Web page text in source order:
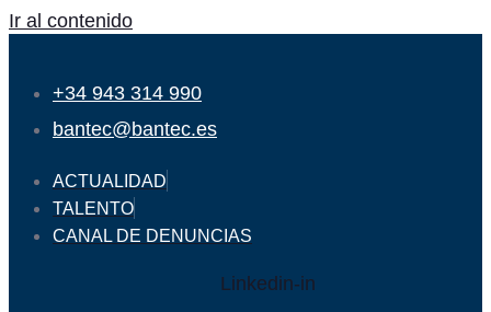
Ir al contenido
+34 943 314 990
bantec@bantec.es
ACTUALIDAD
TALENTO
CANAL DE DENUNCIAS
Linkedin-in